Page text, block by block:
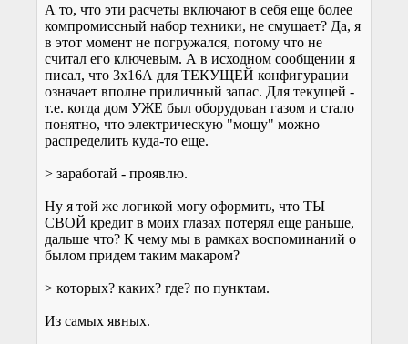
А то, что эти расчеты включают в себя еще более
компромиссный набор техники, не смущает? Да, я
в этот момент не погружался, потому что не
считал его ключевым. А в исходном сообщении я
писал, что 3х16А для ТЕКУЩЕЙ конфигурации
означает вполне приличный запас. Для текущей -
т.е. когда дом УЖЕ был оборудован газом и стало
понятно, что электрическую "мощу" можно
распределить куда-то еще.
> заработай - проявлю.
Ну я той же логикой могу оформить, что ТЫ
СВОЙ кредит в моих глазах потерял еще раньше,
дальше что? К чему мы в рамках воспоминаний о
былом придем таким макаром?
> которых? каких? где? по пунктам.
Из самых явных.